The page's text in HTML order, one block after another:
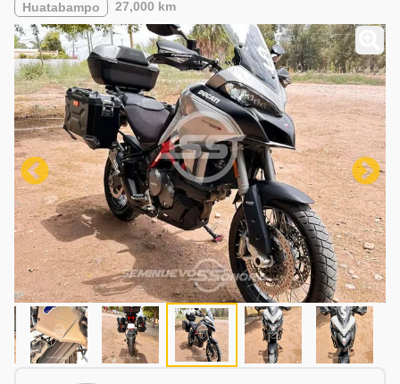
Huatabampo
27,000 km